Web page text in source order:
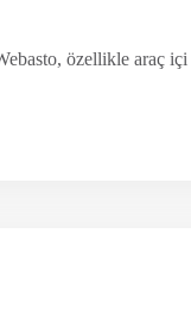
özellikle araç içi